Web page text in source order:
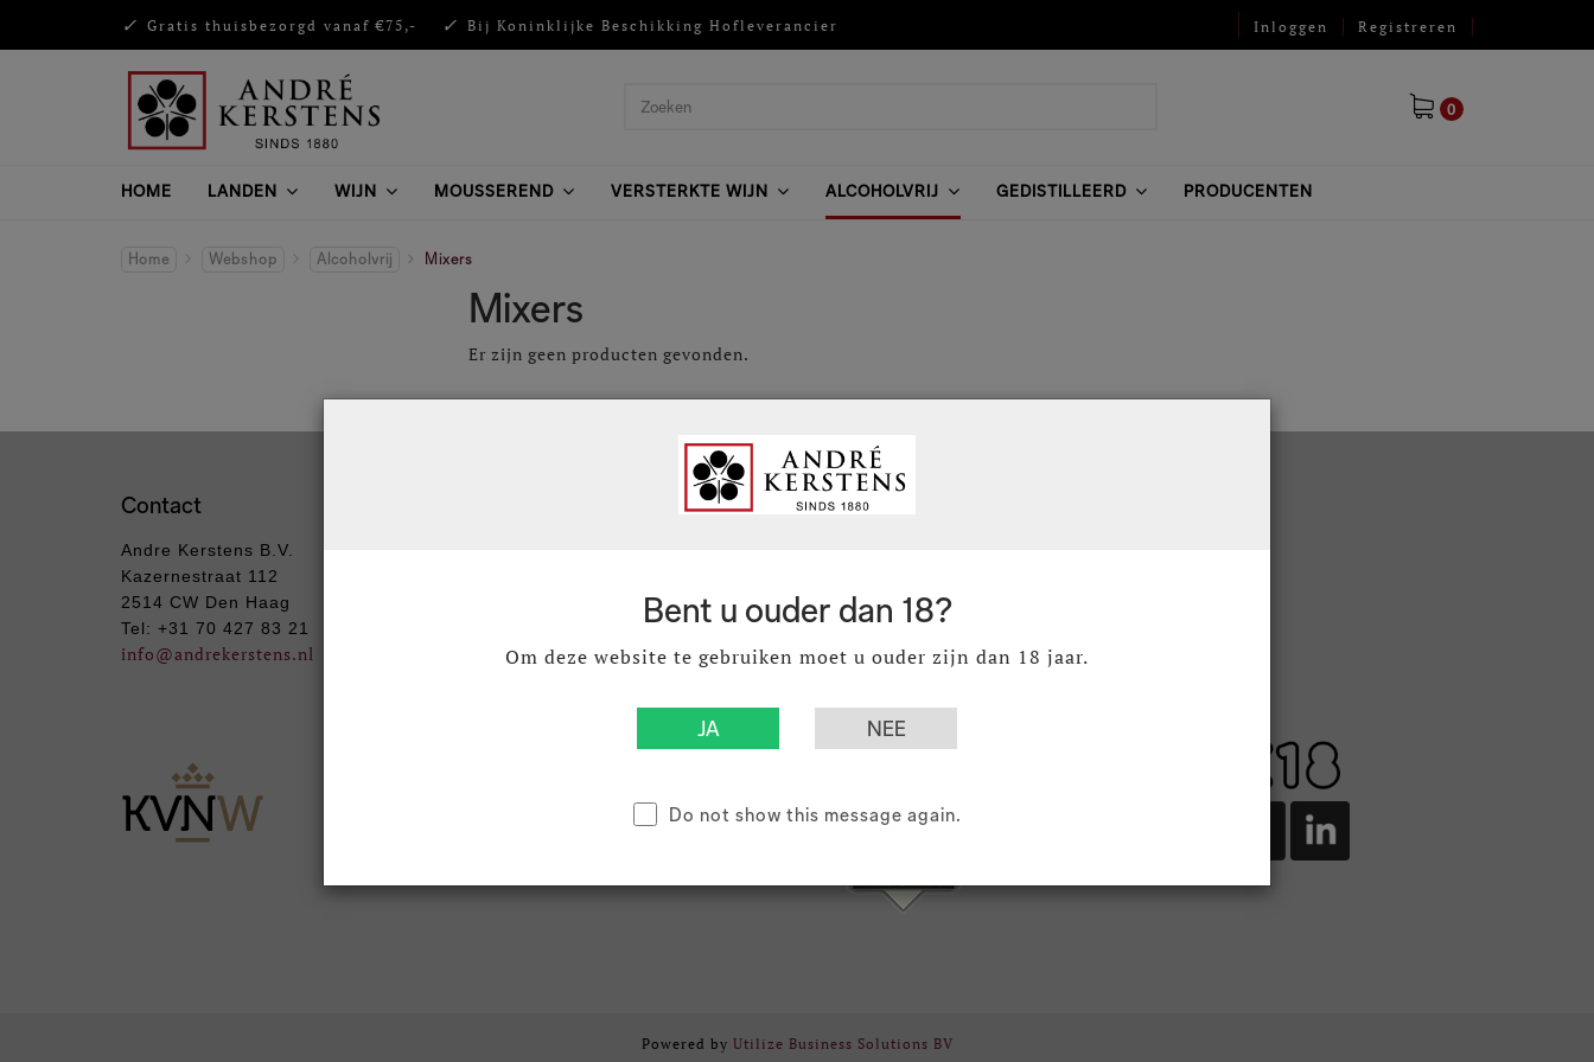
Bent u ouder dan 18?
Om deze website te gebruiken moet u ouder zijn dan 18 jaar.
Do not show this message again.
Gratis thuisbezorgd vanaf €75,- Bij Koninklijke Beschikking Hofleverancier Inloggen Registreren
0
HOME LANDEN WIJN MOUSSEREND VERSTERKTE WIJN ALCOHOLVRIJ GEDISTILLEERD PRODUCENTEN
Home Webshop Alcoholvrij Mixers
Mixers
Er zijn geen producten gevonden.
Contact
Andre Kerstens B.V.
Kazernestraat 112
2514 CW Den Haag
Tel: +31 70 427 83 21
info@andrekerstens.nl
Algemene Voorwaarden
Openingstijden
Gegevens
Powered by Utilize Business Solutions BV